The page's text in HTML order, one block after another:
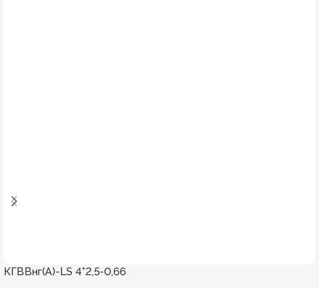
КГВВнг(А)-LS 4*2,5-0,66